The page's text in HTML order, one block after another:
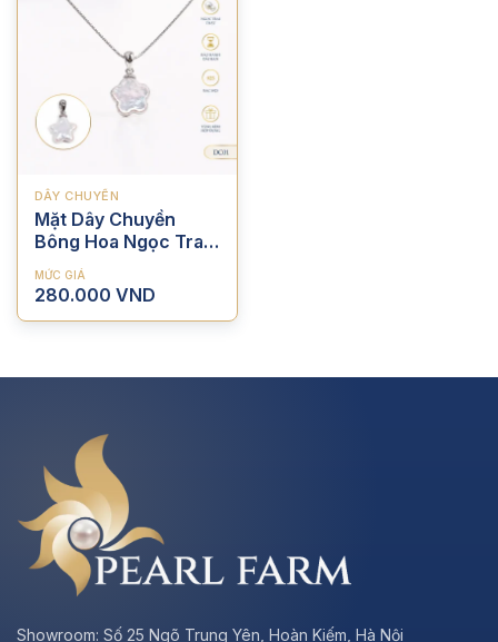
DÂY CHUYỀN
Mặt Dây Chuyền
Bông Hoa Ngọc Trai
Nước Ngọt Phù Điêu
MỨC GIÁ
280.000 VND
Showroom: Số 25 Ngõ Trung Yên, Hoàn Kiếm, Hà Nội